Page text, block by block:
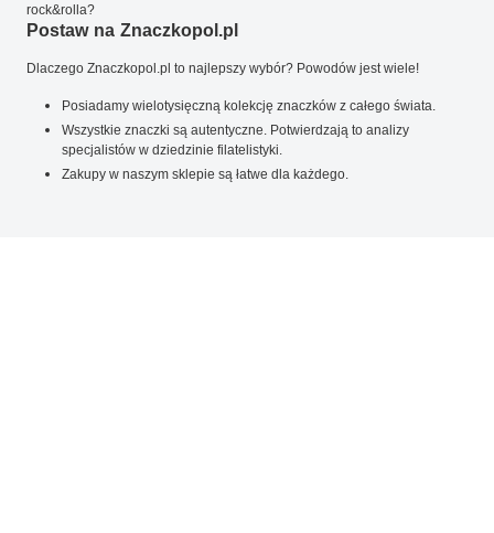
rock&rolla?
Postaw na Znaczkopol.pl
Dlaczego Znaczkopol.pl to najlepszy wybór? Powodów jest wiele!
Posiadamy wielotysięczną kolekcję znaczków z całego świata.
Wszystkie znaczki są autentyczne. Potwierdzają to analizy
specjalistów w dziedzinie filatelistyki.
Zakupy w naszym sklepie są łatwe dla każdego.